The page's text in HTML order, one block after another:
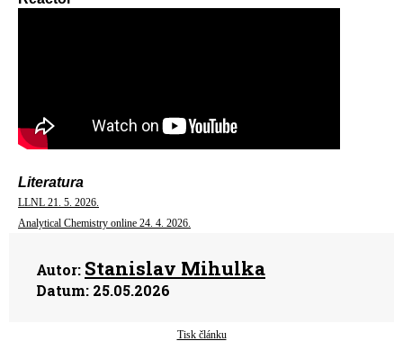
Literatura
LLNL 21. 5. 2026.
Analytical Chemistry online 24. 4. 2026.
Autor: Stanislav Mihulka
Datum: 25.05.2026
Tisk článku